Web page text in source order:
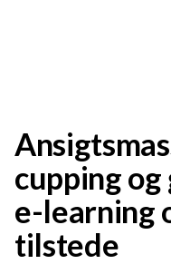
cupping og
e-learning
tilstede